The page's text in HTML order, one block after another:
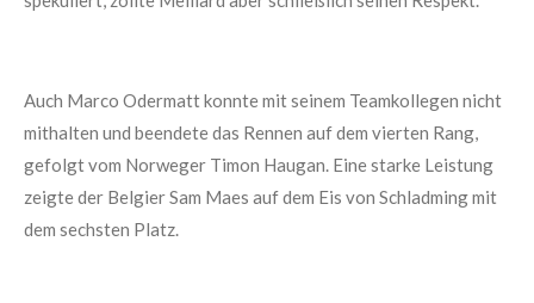
Auch Marco Odermatt konnte mit seinem Teamkollegen nicht
mithalten und beendete das Rennen auf dem vierten Rang,
gefolgt vom Norweger Timon Haugan. Eine starke Leistung
zeigte der Belgier Sam Maes auf dem Eis von Schladming mit
dem sechsten Platz.